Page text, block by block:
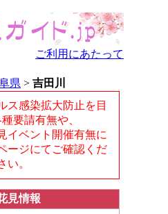
ご利用にあたって
県 > 吉田川
ス感染拡大防止を目
要請有無や、
イベント開催有無に
ージにてご確認くだ
い。
見情報